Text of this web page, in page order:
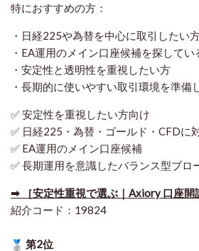
特におすすめの方：
・日経225や為替を中心に取引したい
・EA運用のメイン口座候補を探してい
・安定性と透明性を重視したい方
・長期的に使いやすい取引環境を準備
✅ 安定性を重視したい方向け
✅ 日経225・為替・ゴールド・CFDに
✅ EA運用のメイン口座候補
✅ 長期運用を意識したバランス型ブロ
➡ ［安定性重視で選ぶ｜Axiory 口座開
紹介コード：19824
第2位